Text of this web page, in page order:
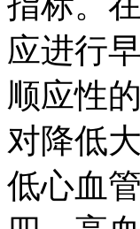
应进行
顺应性
对降低
低心血